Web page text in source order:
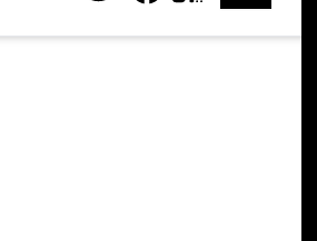
Facebook